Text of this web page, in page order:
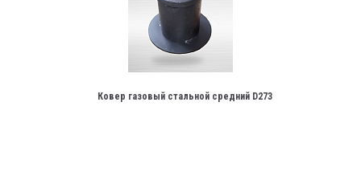
Ковер газовый стальной средний D273